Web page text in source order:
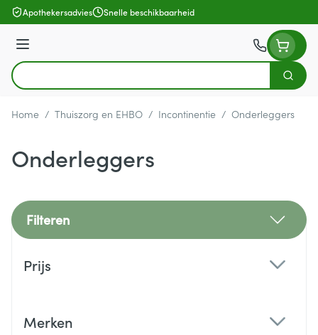
Ga naar de inhoud
Apothekersadvies Snelle beschikbaarheid
Menu
Product, merk, categorie...
Zoek
Home / Thuiszorg en EHBO / Incontinentie / Onderleggers
Onderleggers
Filteren
Prijs
Merken